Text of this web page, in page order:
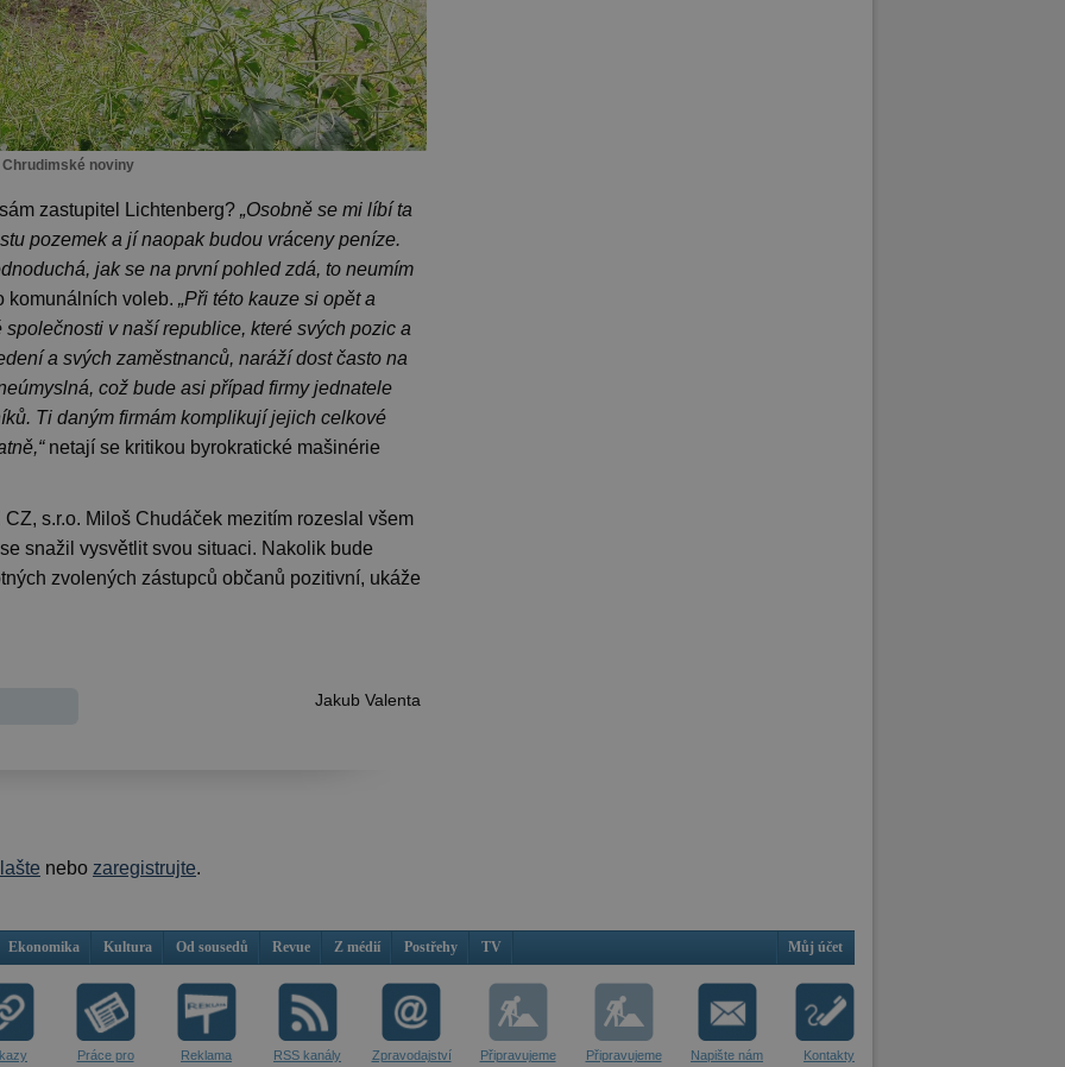
noviny
zastupitel Lichtenberg? „Osobně se mi líbí ta
pozemek a jí naopak budou vráceny peníze.
jak se na první pohled zdá, to neumím
komunálních voleb. „Při této kauze si opět a
v naší republice, které svých pozic a
a svých zaměstnanců, naráží dost často na
což bude asi případ firmy jednatele
Ti daným firmám komplikují jejich celkové
netají se kritikou byrokratické mašinérie
s.r.o. Miloš Chudáček mezitím rozeslal všem
snažil vysvětlit svou situaci. Nakolik bude
zvolených zástupců občanů pozitivní, ukáže
Jakub Valenta
nebo zaregistrujte.
Ekonomika Kultura Od sousedů Revue Z médií Postřehy TV Můj účet
Práce pro
Reklama RSS kanály
Zpravodajství
Připravujeme Připravujeme Napište nám Kontakty